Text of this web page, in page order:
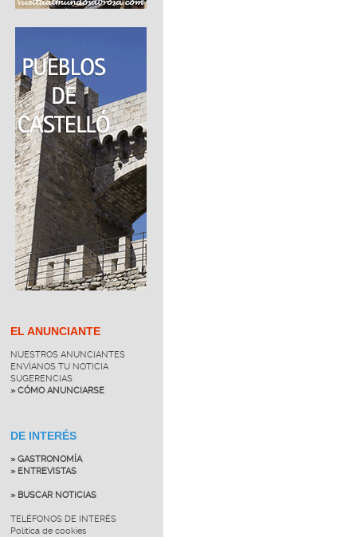
EL ANUNCIANTE
NUESTROS ANUNCIANTES
ENVÍANOS TU NOTICIA
SUGERENCIAS
» CÓMO ANUNCIARSE
DE INTERÉS
» GASTRONOMÍA
» ENTREVISTAS
» BUSCAR NOTICIAS
TELÉFONOS DE INTERÉS
Política de cookies